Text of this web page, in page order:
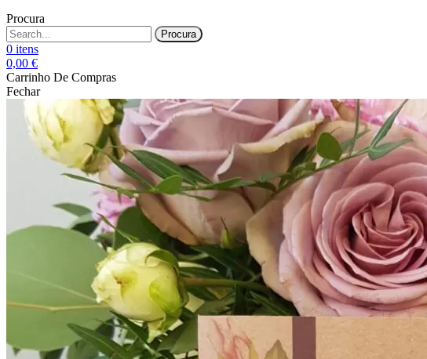
Procura
Procura
0 itens
0,00 €
Carrinho De Compras
Fechar